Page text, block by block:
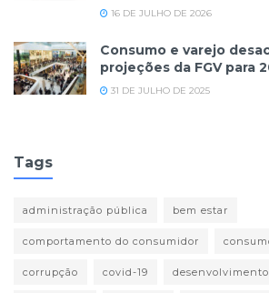
16 DE JULHO DE 2026
Consumo e varejo
projeções da FGV para
31 DE JULHO DE 2025
Tags
administração pública bem estar
comportamento do consumidor
corrupção covid-19